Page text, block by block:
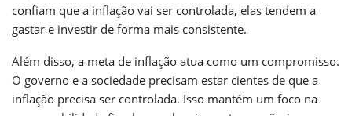
confiam que a inflação vai ser controlada, elas tendem a
gastar e investir de forma mais consistente.
Além disso, a meta de inflação atua como um compromisso.
O governo e a sociedade precisam estar cientes de que a
inflação precisa ser controlada. Isso mantém um foco na